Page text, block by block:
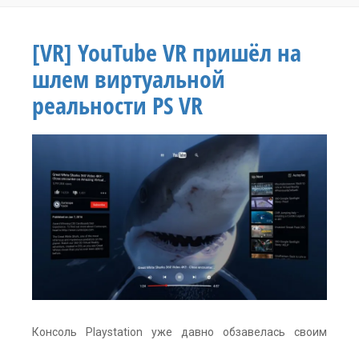
[VR] YouTube VR пришёл на
шлем виртуальной
реальности PS VR
Консоль Playstation уже давно обзавелась своим